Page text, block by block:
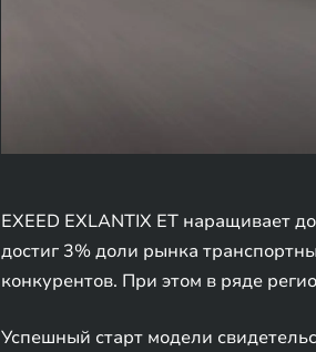
EXEED EXLANTIX ET наращивает
достиг 3% доли рынка
конкурентов. При этом в ряде
Успешный старт модели